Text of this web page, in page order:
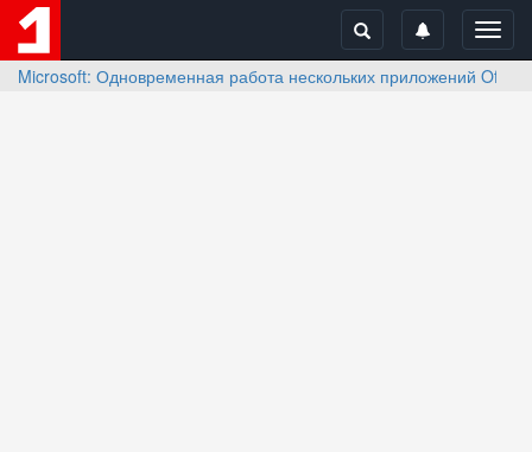
Microsoft: Одновременная работа нескольких приложений Office